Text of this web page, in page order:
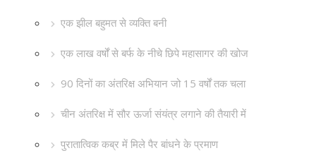
एक झील बहुमत से व्यक्ति बनी
एक लाख वर्षों से बर्फ के नीचे छिपे महासागर की खोज
90 दिनों का अंतरिक्ष अभियान जो 15 वर्षों तक चला
चीन अंतरिक्ष में सौर ऊर्जा संयंत्र लगाने की तैयारी में
पुरातात्विक कब्र में मिले पैर बांधने के प्रमाण